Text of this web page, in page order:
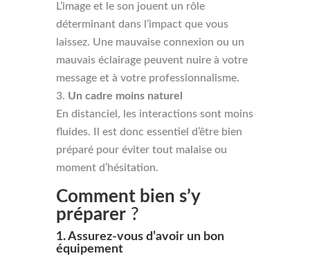
L’image et le son jouent un rôle
déterminant dans l’impact que vous
laissez. Une mauvaise connexion ou un
mauvais éclairage peuvent nuire à votre
message et à votre professionnalisme.
Un cadre moins naturel
En distanciel, les interactions sont moins
fluides. Il est donc essentiel d’être bien
préparé pour éviter tout malaise ou
moment d’hésitation.
Comment bien s’y
préparer?
1. Assurez-vous d’avoir un bon
équipement